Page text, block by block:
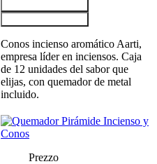
Conos incienso aromático Aarti,
empresa líder en inciensos. Caja
de 12 unidades del sabor que
elijas, con quemador de metal
incluido.
Prezzo